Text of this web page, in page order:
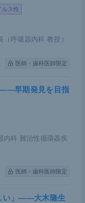
ルス性
呼吸器内科 教授）
医師・歯科医師限定
――早期発見を目指
内科 難治性循環器疾
医師・歯科医師限定
い」――大木隆生